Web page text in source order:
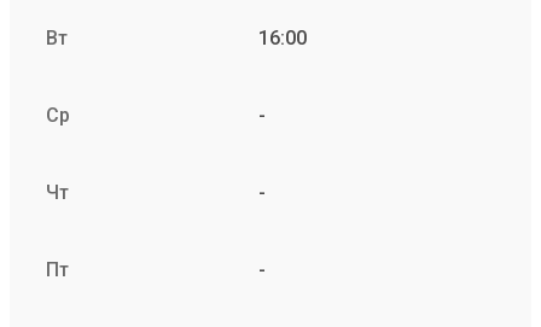
Вт 16:00
Ср -
Чт -
Пт -